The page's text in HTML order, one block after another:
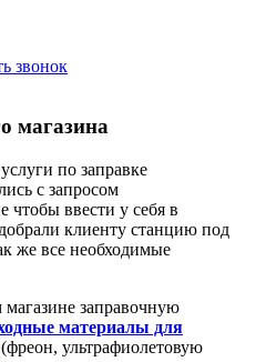
звонок
магазина
по заправке
с запросом
чтобы ввести у себя в
клиенту станцию под
же все необходимые
заправочную
материалы для
(фреон, ультрафиолетовую